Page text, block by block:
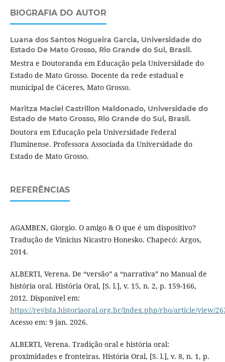
BIOGRAFIA DO AUTOR
Luana dos Santos Nogueira Garcia, Universidade do
Estado De Mato Grosso, Rio Grande do Sul, Brasil.
Mestra e Doutoranda em Educação pela Universidade do
Estado de Mato Grosso. Docente da rede estadual e
municipal de Cáceres, Mato Grosso.
Maritza Maciel Castrillon Maldonado, Universidade do
Estado de Mato Grosso, Rio Grande do Sul, Brasil.
Doutora em Educação pela Universidade Federal
Fluminense. Professora Associada da Universidade do
Estado de Mato Grosso.
REFERÊNCIAS
AGAMBEN, Giorgio. O amigo & O que é um dispositivo?
Tradução de Vinicius Nicastro Honesko. Chapecó: Argos,
2014.
ALBERTI, Verena. De “versão” a “narrativa” no Manual de
história oral. História Oral, [S. l.], v. 15, n. 2, p. 159-166,
2012. Disponível em:
https://revista.historiaoral.org.br/index.php/rho/article/view/
Acesso em: 9 jan. 2026.
ALBERTI, Verena. Tradição oral e história oral:
proximidades e fronteiras. História Oral, [S. l.], v. 8, n. 1, p.